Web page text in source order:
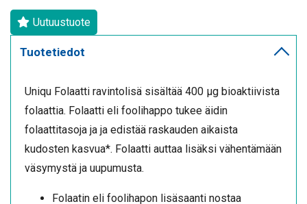
Uutuustuote
Tuotetiedot
Uniqu Folaatti ravintolisä sisältää 400 µg bioaktiivista
folaattia. Folaatti eli foolihappo tukee äidin
folaattitasoja ja ja edistää raskauden aikaista
kudosten kasvua*. Folaatti auttaa lisäksi vähentämään
väsymystä ja uupumusta.
Folaatin eli foolihapon lisäsaanti nostaa